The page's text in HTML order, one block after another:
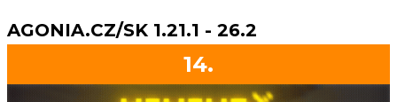
AGONIA.CZ/SK 1.21.1 - 26.2
14.